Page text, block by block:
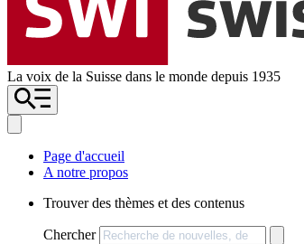
La voix de la Suisse dans le monde depuis 1935
Page d'accueil
A notre propos
Trouver des thèmes et des contenus
Chercher